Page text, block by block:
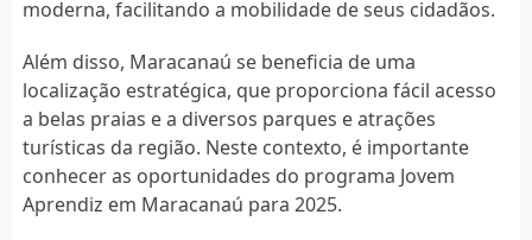
moderna, facilitando a mobilidade de seus cidadãos.
Além disso, Maracanaú se beneficia de uma
localização estratégica, que proporciona fácil acesso
a belas praias e a diversos parques e atrações
turísticas da região. Neste contexto, é importante
conhecer as oportunidades do programa Jovem
Aprendiz em Maracanaú para 2025.